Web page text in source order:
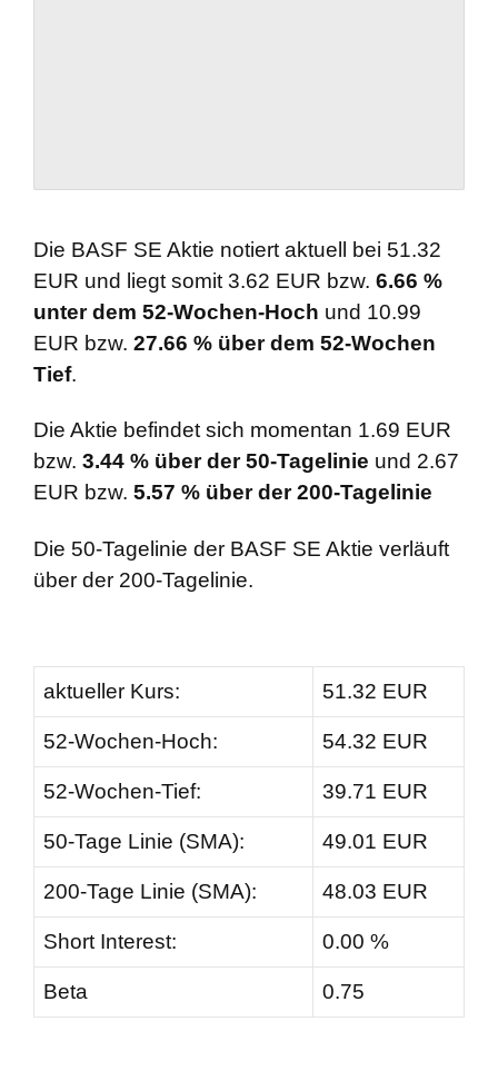
Die BASF SE Aktie notiert aktuell bei 51.32
EUR und liegt somit 3.62 EUR bzw. 6.66 %
unter dem 52-Wochen-Hoch und 10.99
EUR bzw. 27.66 % über dem 52-Wochen
Tief.
Die Aktie befindet sich momentan 1.69 EUR
bzw. 3.44 % über der 50-Tagelinie und 2.67
EUR bzw. 5.57 % über der 200-Tagelinie
Die 50-Tagelinie der BASF SE Aktie verläuft
über der 200-Tagelinie.
aktueller Kurs: 51.32 EUR
52-Wochen-Hoch: 54.32 EUR
52-Wochen-Tief: 39.71 EUR
50-Tage Linie (SMA): 49.01 EUR
200-Tage Linie (SMA): 48.03 EUR
Short Interest: 0.00 %
Beta 0.75